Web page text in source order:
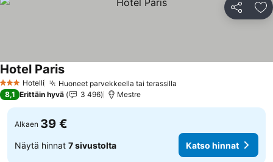
Jaa
3 Tähtiluokitus
Hotelli Huoneet parvekkeella tai terassilla
Hotel ParisKatso hinnat
8,1 Erittäin hyvä 3 496 Mestre
Alkaen 39 €
Näytä hinnat 7 sivustolta Katso hinnat